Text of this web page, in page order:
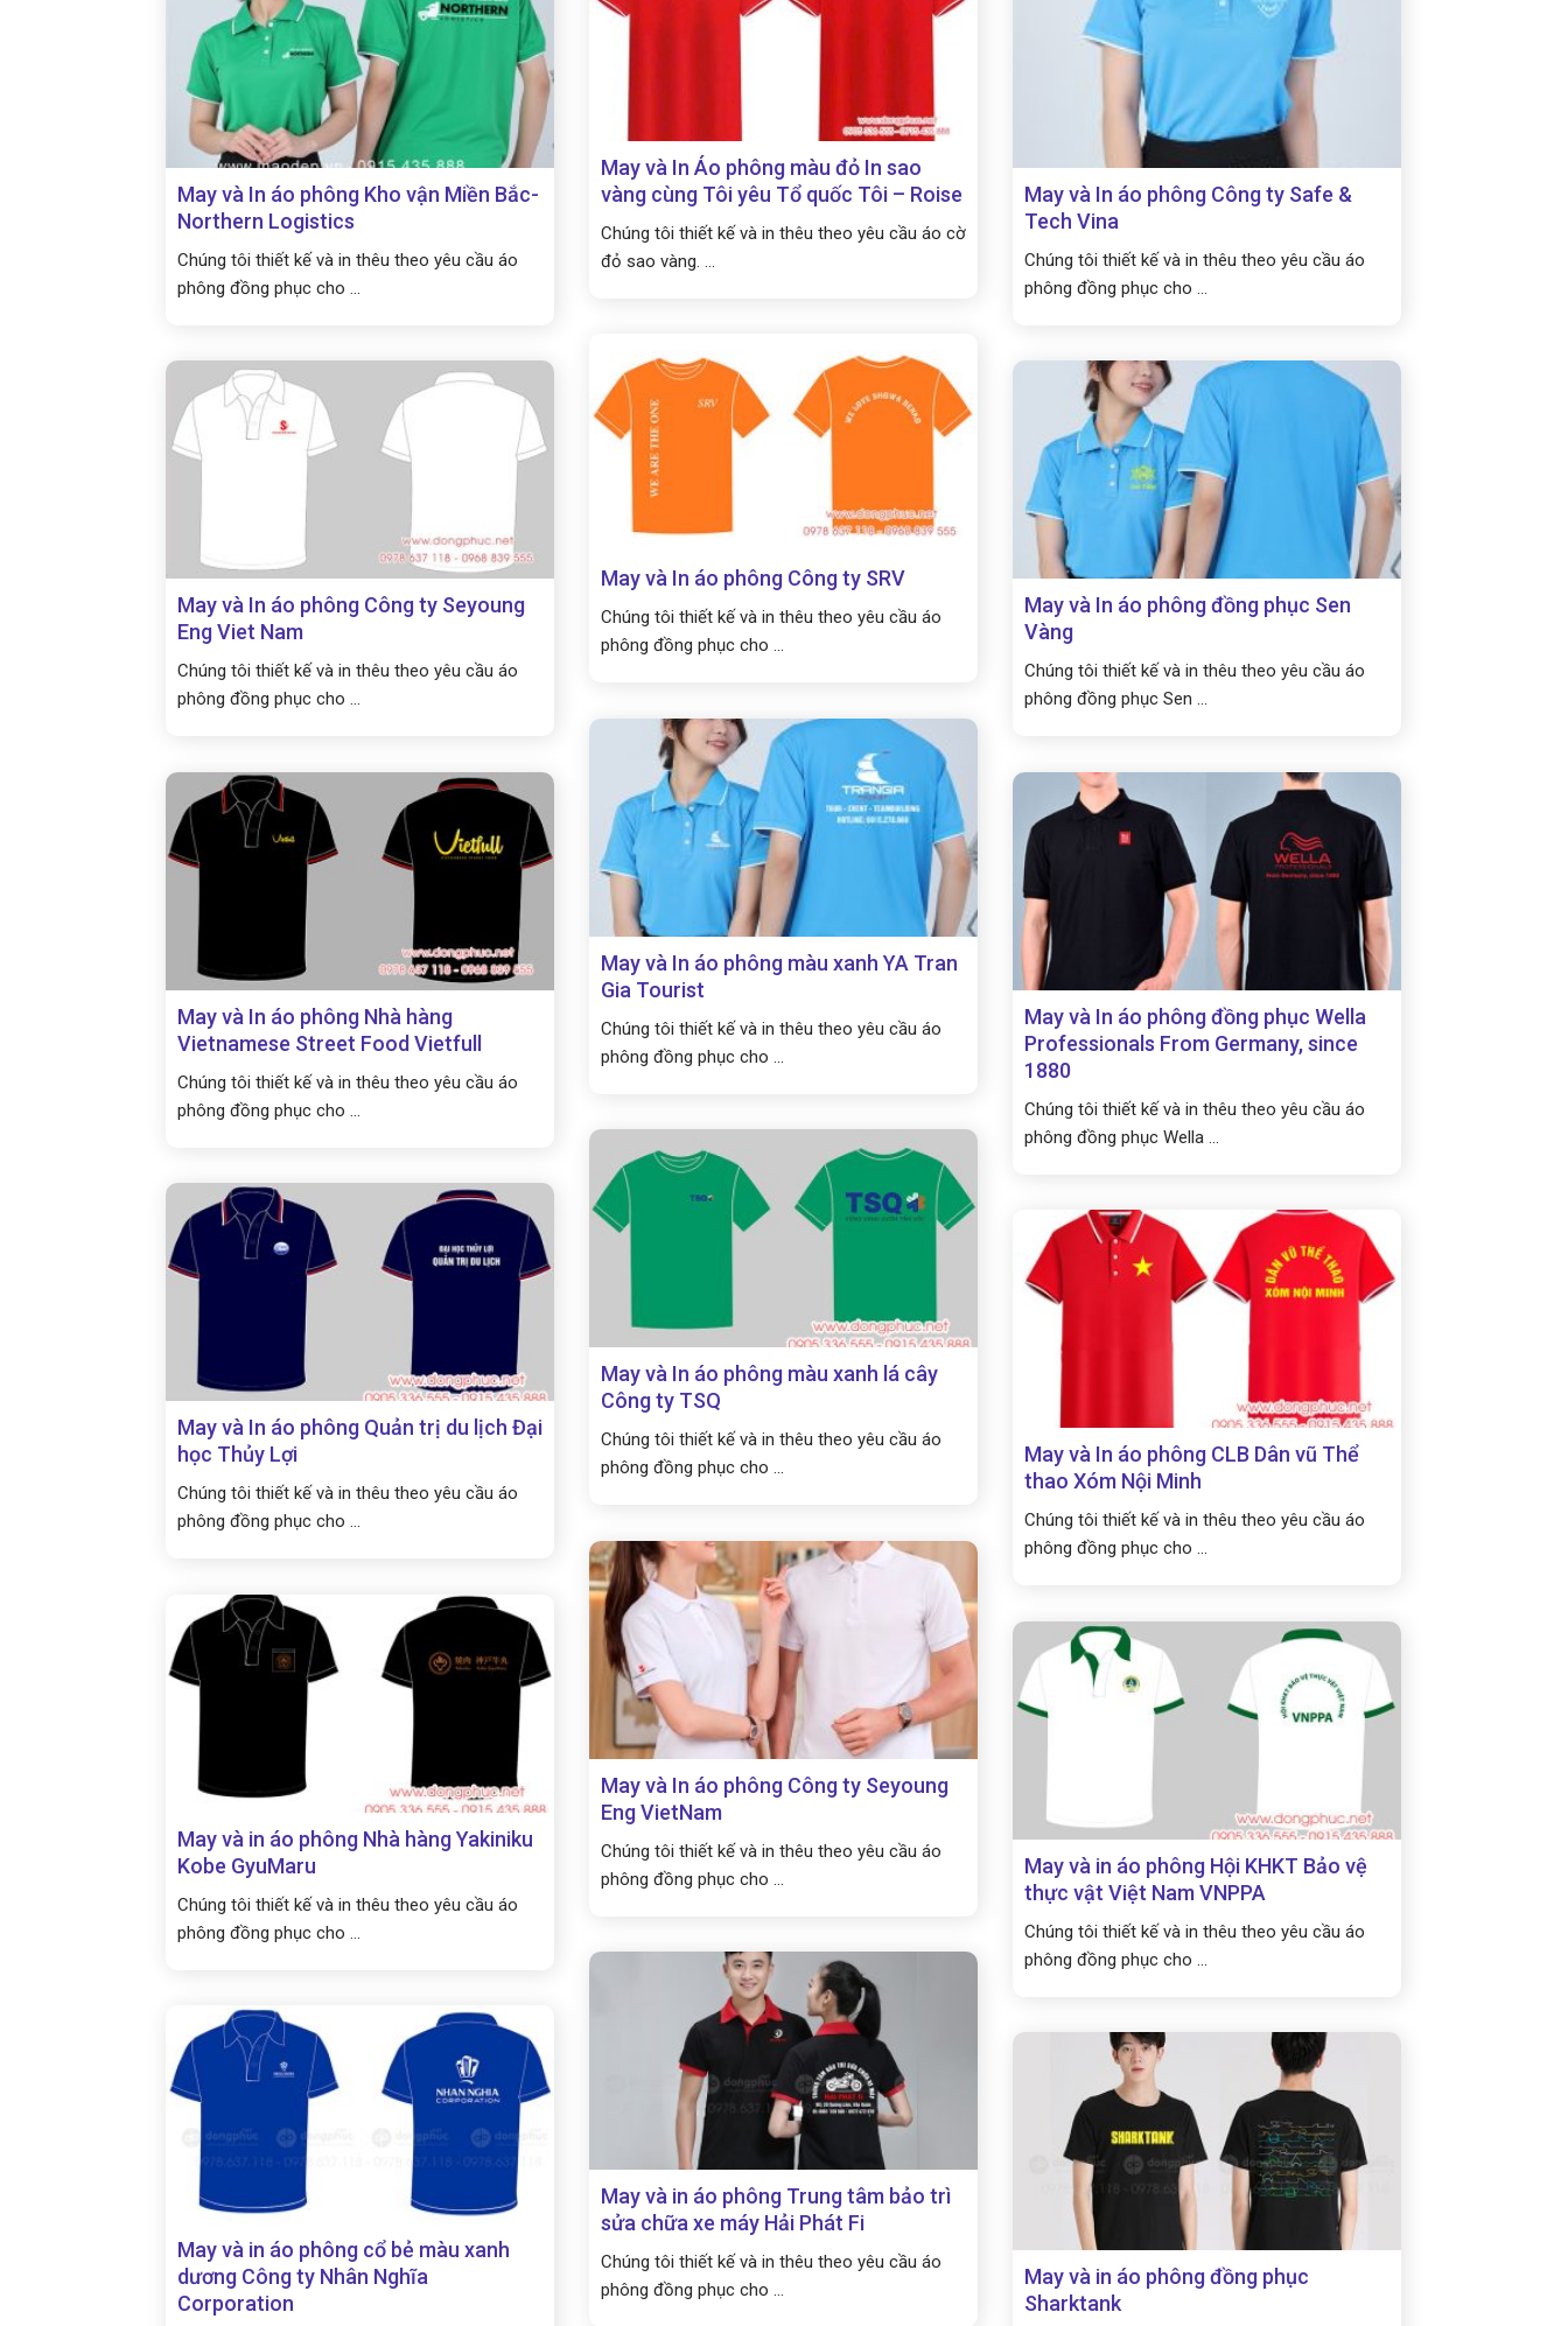
May và In Áo phông màu đỏ In sao
vàng cùng Tôi yêu Tổ quốc Tôi – Roise
Chúng tôi thiết kế và in thêu theo yêu cầu áo cờ
đỏ sao vàng. ...
May và In áo phông Kho vận Miền Bắc-
Northern Logistics
Chúng tôi thiết kế và in thêu theo yêu cầu áo
phông đồng phục cho ...
May và In áo phông Công ty Safe &
Tech Vina
Chúng tôi thiết kế và in thêu theo yêu cầu áo
phông đồng phục cho ...
May và In áo phông Công ty SRV
Chúng tôi thiết kế và in thêu theo yêu cầu áo
phông đồng phục cho ...
May và In áo phông Công ty Seyoung
Eng Viet Nam
Chúng tôi thiết kế và in thêu theo yêu cầu áo
phông đồng phục cho ...
May và In áo phông đồng phục Sen
Vàng
Chúng tôi thiết kế và in thêu theo yêu cầu áo
phông đồng phục Sen ...
May và In áo phông màu xanh YA Tran
Gia Tourist
Chúng tôi thiết kế và in thêu theo yêu cầu áo
phông đồng phục cho ...
May và In áo phông Nhà hàng
Vietnamese Street Food Vietfull
Chúng tôi thiết kế và in thêu theo yêu cầu áo
phông đồng phục cho ...
May và In áo phông đồng phục Wella
Professionals From Germany, since
1880
Chúng tôi thiết kế và in thêu theo yêu cầu áo
phông đồng phục Wella ...
May và In áo phông màu xanh lá cây
Công ty TSQ
Chúng tôi thiết kế và in thêu theo yêu cầu áo
phông đồng phục cho ...
May và In áo phông Quản trị du lịch Đại
học Thủy Lợi
Chúng tôi thiết kế và in thêu theo yêu cầu áo
phông đồng phục cho ...
May và In áo phông CLB Dân vũ Thể
thao Xóm Nội Minh
Chúng tôi thiết kế và in thêu theo yêu cầu áo
phông đồng phục cho ...
May và In áo phông Công ty Seyoung
Eng VietNam
Chúng tôi thiết kế và in thêu theo yêu cầu áo
phông đồng phục cho ...
May và in áo phông Nhà hàng Yakiniku
Kobe GyuMaru
Chúng tôi thiết kế và in thêu theo yêu cầu áo
phông đồng phục cho ...
May và in áo phông Hội KHKT Bảo vệ
thực vật Việt Nam VNPPA
Chúng tôi thiết kế và in thêu theo yêu cầu áo
phông đồng phục cho ...
May và in áo phông Trung tâm bảo trì
sửa chữa xe máy Hải Phát Fi
Chúng tôi thiết kế và in thêu theo yêu cầu áo
phông đồng phục cho ...
May và in áo phông cổ bẻ màu xanh
dương Công ty Nhân Nghĩa
Corporation
May và in áo phông đồng phục
Sharktank